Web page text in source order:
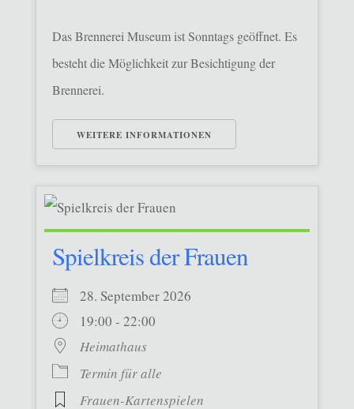
Das Brennerei Museum ist Sonntags geöffnet. Es
besteht die Möglichkeit zur Besichtigung der
Brennerei.
WEITERE INFORMATIONEN
Spielkreis der Frauen
28. September 2026
19:00 - 22:00
Heimathaus
Termin für alle
Frauen-Kartenspielen